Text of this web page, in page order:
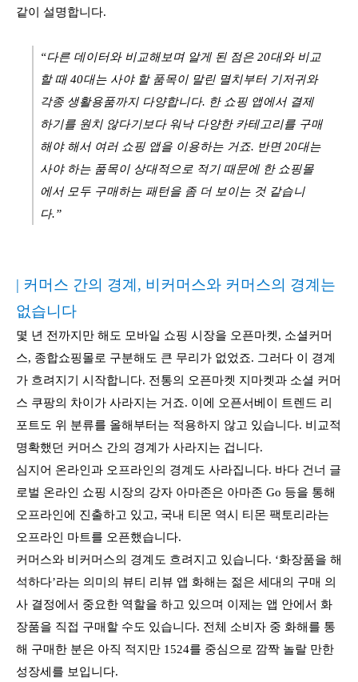
같이 설명합니다.
“다른 데이터와 비교해보며 알게 된 점은 20대와 비교
할 때 40대는 사야 할 품목이 말린 멸치부터 기저귀와
각종 생활용품까지 다양합니다. 한 쇼핑 앱에서 결제
하기를 원치 않다기보다 워낙 다양한 카테고리를 구매
해야 해서 여러 쇼핑 앱을 이용하는 거죠. 반면 20대는
사야 하는 품목이 상대적으로 적기 때문에 한 쇼핑몰
에서 모두 구매하는 패턴을 좀 더 보이는 것 같습니
다.”
| 커머스 간의 경계, 비커머스와 커머스의 경계는
없습니다
몇 년 전까지만 해도 모바일 쇼핑 시장을 오픈마켓, 소셜커머
스, 종합쇼핑몰로 구분해도 큰 무리가 없었죠. 그러다 이 경계
가 흐려지기 시작합니다. 전통의 오픈마켓 지마켓과 소셜 커머
스 쿠팡의 차이가 사라지는 거죠. 이에 오픈서베이 트렌드 리
포트도 위 분류를 올해부터는 적용하지 않고 있습니다. 비교적
명확했던 커머스 간의 경계가 사라지는 겁니다.
심지어 온라인과 오프라인의 경계도 사라집니다. 바다 건너 글
로벌 온라인 쇼핑 시장의 강자 아마존은 아마존 Go 등을 통해
오프라인에 진출하고 있고, 국내 티몬 역시 티몬 팩토리라는
오프라인 마트를 오픈했습니다.
커머스와 비커머스의 경계도 흐려지고 있습니다. ‘화장품을 해
석하다’라는 의미의 뷰티 리뷰 앱 화해는 젊은 세대의 구매 의
사 결정에서 중요한 역할을 하고 있으며 이제는 앱 안에서 화
장품을 직접 구매할 수도 있습니다. 전체 소비자 중 화해를 통
해 구매한 분은 아직 적지만 1524를 중심으로 깜짝 놀랄 만한
성장세를 보입니다.